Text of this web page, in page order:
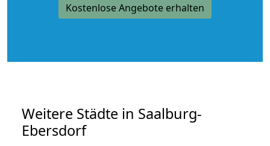
Kostenlose Angebote erhalten
Weitere Städte in Saalburg-
Ebersdorf